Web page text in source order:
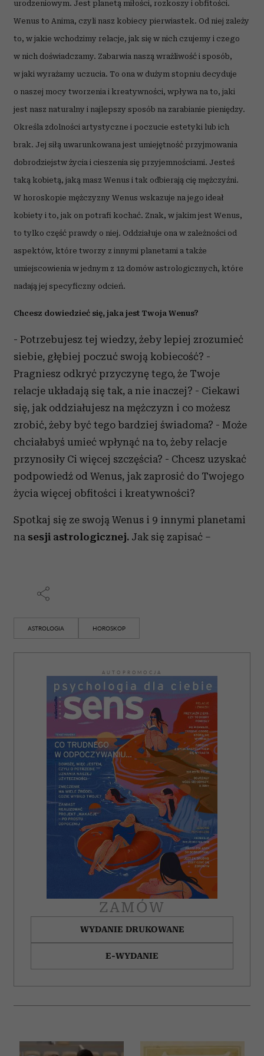
urodzeniowym. Jest planetą miłości, rozkoszy i obfitości.
Wenus to Anima, czyli nasz kobiecy pierwiastek. Od niej zależy
to, w jakie wchodzimy relacje, jak się w nich czujemy i czego
w nich doświadczamy. Zabarwia naszą wrażliwość i sposób,
w jaki wyrażamy uczucia. To ona w dużym stopniu decyduje
o naszej mocy tworzenia i kreatywności, wpływa na to, jaki
jest nasz naturalny i najlepszy sposób na zarabianie pieniędzy.
Określa zdolności artystyczne i poczucie estetyki lub ich
brak. Jej siłą uwarunkowana jest umiejętność przyjmowania
dobrodziejstw życia i cieszenia się przyjemnościami. Jesteś
taką kobietą, jaką masz Wenus i tak odbierają cię mężczyźni.
W horoskopie mężczyzny Wenus wskazuje na jego ideał
kobiety i to, jak on potrafi kochać. Znak, w jakim jest Wenus,
to tylko część prawdy o niej. Oddziałuje ona w zależności od
aspektów, które tworzy z innymi planetami a także
umiejscowienia w jednym z 12 domów astrologicznych, które
nadają jej specyficzny odcień.
Chcesz dowiedzieć się, jaka jest Twoja Wenus?
- Potrzebujesz tej wiedzy, żeby lepiej zrozumieć
siebie, głębiej poczuć swoją kobiecość? -
Pragniesz odkryć przyczynę tego, że Twoje
relacje układają się tak, a nie inaczej? - Ciekawi
się, jak oddziałujesz na mężczyzn i co możesz
zrobić, żeby być tego bardziej świadoma? - Może
chciałabyś umieć wpłynąć na to, żeby relacje
przynosiły Ci więcej szczęścia? - Chcesz uzyskać
podpowiedź od Wenus, jak zaprosić do Twojego
życia więcej obfitości i kreatywności?
Spotkaj się ze swoją Wenus i 9 innymi planetami
na sesji astrologicznej. Jak się zapisać –
ASTROLOGIA HOROSKOP
AUTOPROMOCJA
ZAMÓW
WYDANIE DRUKOWANE
E-WYDANIE